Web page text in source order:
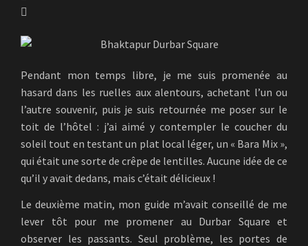
Pendant mon temps libre, je me suis promenée au
hasard dans les ruelles aux alentours, achetant l’un ou
l’autre souvenir, puis je suis retournée me poser sur le
toit de l’hôtel : j’ai aimé y contempler le coucher du
soleil tout en testant un plat local léger, un « Bara Mix »,
qui était une sorte de crêpe de lentilles. Aucune idée de ce
qu’il y avait dedans, mais c’était délicieux !
Le deuxième matin, mon guide m’avait conseillé de me
lever tôt pour me promener au Durbar Square et
observer les passants. Seul problème, les portes de